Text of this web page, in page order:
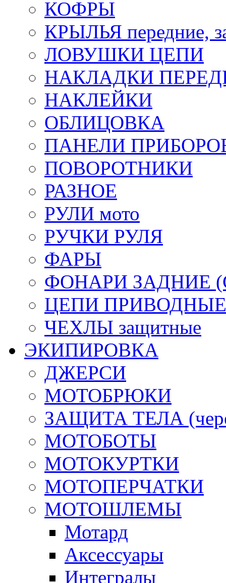
КОФРЫ
КРЫЛЬЯ передние,
ЛОВУШКИ ЦЕПИ
НАКЛАДКИ
НАКЛЕЙКИ
ОБЛИЦОВКА
ПАНЕЛИ
ПОВОРОТНИКИ
РАЗНОЕ
РУЛИ мото
РУЧКИ РУЛЯ
ФАРЫ
ФОНАРИ ЗАДНИЕ
ЦЕПИ ПРИВОДНЫЕ
ЧЕХЛЫ защитные
ЭКИПИРОВКА
ДЖЕРСИ
МОТОБРЮКИ
ЗАЩИТА ТЕЛА
МОТОБОТЫ
МОТОКУРТКИ
МОТОПЕРЧАТКИ
МОТОШЛЕМЫ
Мотард
Аксессуары
Интегралы